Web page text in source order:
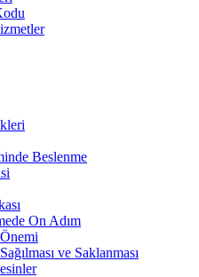
Beslenme
On Adım
ve Saklanması